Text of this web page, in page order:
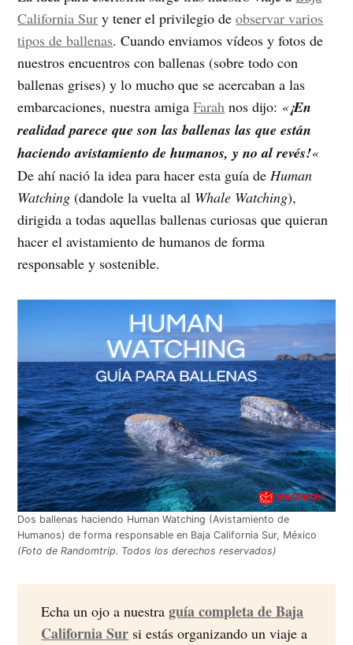
California Sur y tener el privilegio deobservar varios
tipos de ballenas. Cuando enviamos vídeos y fotos de
nuestros encuentros con ballenas (sobre todo con
ballenas grises) y lo mucho que se acercaban a las
embarcaciones, nuestra amigaFarah nos dijo: «¡En
realidad parece que son las ballenas las que están
haciendo avistamiento de humanos, y no al revés!«
De ahí nació la idea para hacer esta guía deHuman
Watching(dandole la vuelta al Whale Watching),
dirigida a todas aquellas ballenas curiosas que quieran
hacer el avistamiento de humanos de forma
responsable y sostenible.
Dos ballenas haciendo Human Watching (Avistamiento de
Humanos) de forma responsable en Baja California Sur, México
(Foto de Randomtrip. Todos los derechos reservados)
Echa un ojo a nuestraguía completa de Baja
California Sur si estás organizando un viaje a